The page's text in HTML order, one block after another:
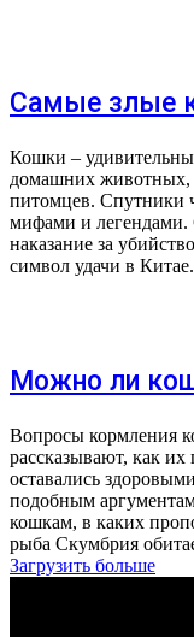
Самые злые
Кошки –
домашних животных,
питомцев. Спутники
мифами и
наказание за
символ удачи в
Можно ли
Вопросы кормления
рассказывают, как
оставались
подобным
кошкам, в каких
рыба Скумбрия
Загрузить больше